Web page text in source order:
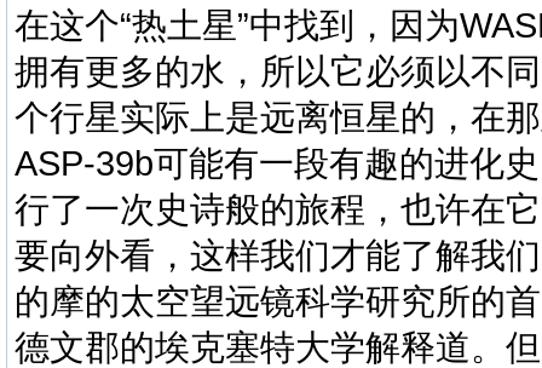
在这个“热土星”中找到，因为
拥有更多的水，所以它必须以不
个行星实际上是远离恒星的，在
ASP-39b可能有一段有趣的进化
行了一次史诗般的旅程，也许在
要向外看，这样我们才能了解我
的摩的太空望远镜科学研究所的
德文郡的埃克塞特大学解释道。